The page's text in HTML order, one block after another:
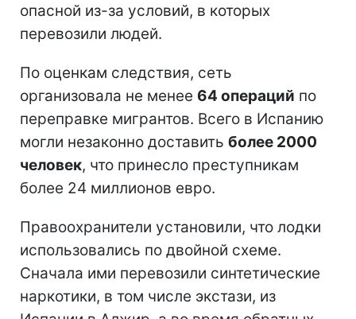
опасной из-за условий, в которых
перевозили людей.
По оценкам следствия, сеть
организовала не менее 64 операций по
переправке мигрантов. Всего в Испанию
могли незаконно доставить более 2000
человек, что принесло преступникам
более 24 миллионов евро.
Правоохранители установили, что лодки
использовались по двойной схеме.
Сначала ими перевозили синтетические
наркотики, в том числе экстази, из